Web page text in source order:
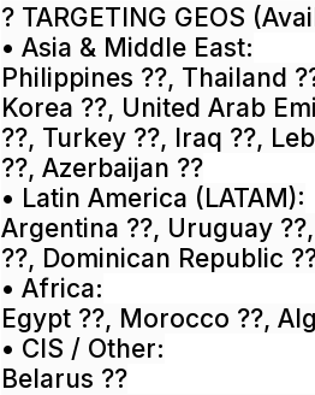
? TARGETING GEOS
• Asia & Middle East:
Philippines ??, Thailand
Korea ??, United Arab
??, Turkey ??, Iraq ??,
??, Azerbaijan ??
• Latin America (LATAM):
Argentina ??, Uruguay
??, Dominican Republic
• Africa:
Egypt ??, Morocco ??,
• CIS / Other:
Belarus ??